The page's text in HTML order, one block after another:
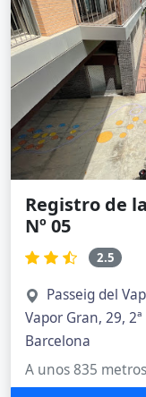
Registro de
Nº 05
2.5
Passeig del
Vapor Gran, 29,
Barcelona
A unos 835